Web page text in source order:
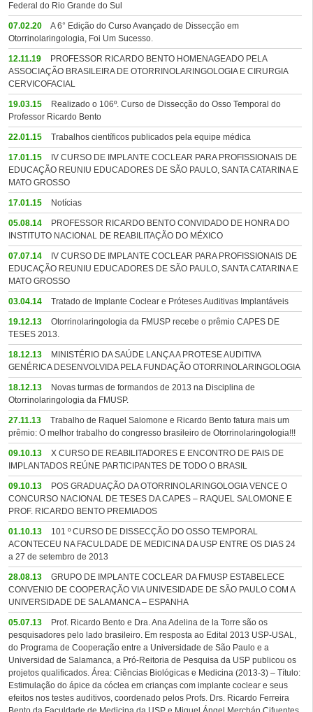
Federal do Rio Grande do Sul
07.02.20
A 6° Edição do Curso Avançado de Dissecção em
Otorrinolaringologia, Foi Um Sucesso.
12.11.19
PROFESSOR RICARDO BENTO HOMENAGEADO PELA
ASSOCIAÇÃO BRASILEIRA DE OTORRINOLARINGOLOGIA E CIRURGIA
CERVICOFACIAL
19.03.15
Realizado o 106º. Curso de Dissecção do Osso Temporal do
Professor Ricardo Bento
22.01.15 Trabalhos científicos publicados pela equipe médica
17.01.15
IV CURSO DE IMPLANTE COCLEAR PARA PROFISSIONAIS DE
EDUCAÇÃO REUNIU EDUCADORES DE SÃO PAULO, SANTA CATARINA E
MATO GROSSO
17.01.15 Notícias
05.08.14
PROFESSOR RICARDO BENTO CONVIDADO DE HONRA DO
INSTITUTO NACIONAL DE REABILITAÇÃO DO MÉXICO
07.07.14
IV CURSO DE IMPLANTE COCLEAR PARA PROFISSIONAIS DE
EDUCAÇÃO REUNIU EDUCADORES DE SÃO PAULO, SANTA CATARINA E
MATO GROSSO
03.04.14 Tratado de Implante Coclear e Próteses Auditivas Implantáveis
19.12.13
Otorrinolaringologia da FMUSP recebe o prêmio CAPES DE
TESES 2013.
18.12.13
MINISTÉRIO DA SAÚDE LANÇA A PROTESE AUDITIVA
GENÉRICA DESENVOLVIDA PELA FUNDAÇÃO OTORRINOLARINGOLOGIA
18.12.13
Novas turmas de formandos de 2013 na Disciplina de
Otorrinolaringologia da FMUSP.
27.11.13
Trabalho de Raquel Salomone e Ricardo Bento fatura mais um
prêmio: O melhor trabalho do congresso brasileiro de Otorrinolaringologia!!!
09.10.13
X CURSO DE REABILITADORES E ENCONTRO DE PAIS DE
IMPLANTADOS REÚNE PARTICIPANTES DE TODO O BRASIL
09.10.13
POS GRADUAÇÃO DA OTORRINOLARINGOLOGIA VENCE O
CONCURSO NACIONAL DE TESES DA CAPES – RAQUEL SALOMONE E
PROF. RICARDO BENTO PREMIADOS
01.10.13
101 º CURSO DE DISSECÇÃO DO OSSO TEMPORAL
ACONTECEU NA FACULDADE DE MEDICINA DA USP ENTRE OS DIAS 24
a 27 de setembro de 2013
28.08.13
GRUPO DE IMPLANTE COCLEAR DA FMUSP ESTABELECE
CONVENIO DE COOPERAÇÃO VIA UNIVESIDADE DE SÃO PAULO COM A
UNIVERSIDADE DE SALAMANCA – ESPANHA
05.07.13
Prof. Ricardo Bento e Dra. Ana Adelina de la Torre são os
pesquisadores pelo lado brasileiro. Em resposta ao Edital 2013 USP-USAL,
do Programa de Cooperação entre a Universidade de São Paulo e a
Universidad de Salamanca, a Pró-Reitoria de Pesquisa da USP publicou os
projetos qualificados. Área: Ciências Biológicas e Medicina (2013-3) – Título:
Estimulação do ápice da cóclea em crianças com implante coclear e seus
efeitos nos testes auditivos, coordenado pelos Profs. Drs. Ricardo Ferreira